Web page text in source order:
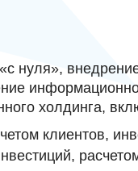
нуля»,
холдинга,
клиентов,